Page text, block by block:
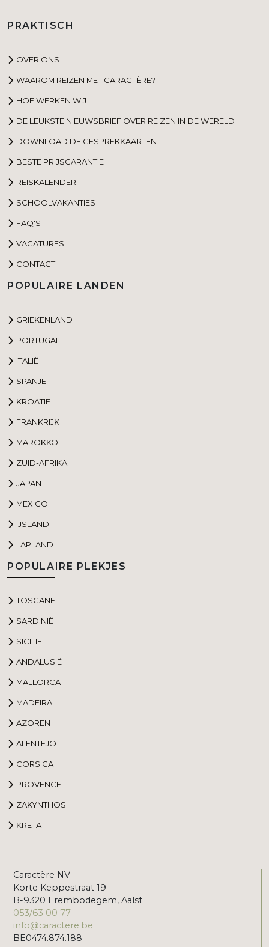
PRAKTISCH
OVER ONS
WAAROM REIZEN MET CARACTÈRE?
HOE WERKEN WIJ
DE LEUKSTE NIEUWSBRIEF OVER REIZEN IN DE WERELD
DOWNLOAD DE GESPREKKAARTEN
BESTE PRIJSGARANTIE
REISKALENDER
SCHOOLVAKANTIES
FAQ'S
VACATURES
CONTACT
POPULAIRE LANDEN
GRIEKENLAND
PORTUGAL
ITALIË
SPANJE
KROATIË
FRANKRIJK
MAROKKO
ZUID-AFRIKA
JAPAN
MEXICO
IJSLAND
LAPLAND
POPULAIRE PLEKJES
TOSCANE
SARDINIË
SICILIË
ANDALUSIË
MALLORCA
MADEIRA
AZOREN
ALENTEJO
CORSICA
PROVENCE
ZAKYNTHOS
KRETA
Caractère NV
Korte Keppestraat 19
B-9320 Erembodegem, Aalst
053/63 00 77
info@caractere.be
BE0474.874.188